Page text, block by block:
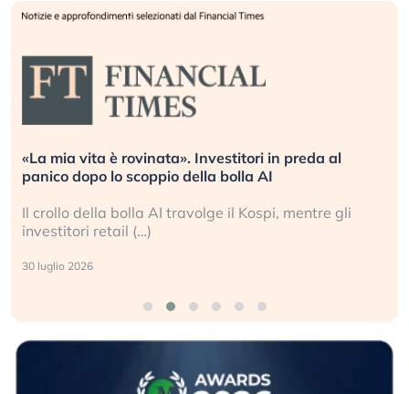
Quando la finanza pesa più dell’economia reale.
L’America sta ripetendo gli errori del 2008?
La ricchezza mondiale cresce, ma è sempre più
sganciata dall’economia reale. (…)
24 luglio 2026